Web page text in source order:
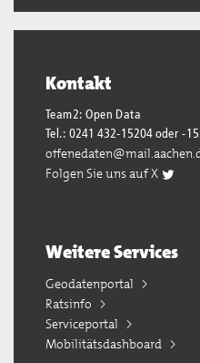
Kontakt
Team2: Open Data
Tel.: 0241 432-15204 oder -
Folgen Sie uns auf X
Weitere Services
Geodatenportal
Ratsinfo
Serviceportal
Mobilitätsdashboard